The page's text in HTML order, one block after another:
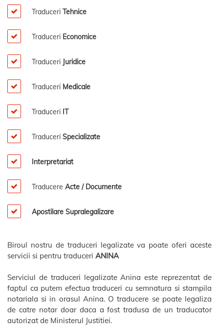
Traduceri Tehnice
Traduceri Economice
Traduceri Juridice
Traduceri Medicale
Traduceri IT
Traduceri Specializate
Interpretariat
Traducere Acte / Documente
Apostilare Supralegalizare
Biroul nostru de traduceri legalizate va poate oferi aceste
servicii si pentru traduceri ANINA
Serviciul de traduceri legalizate Anina este reprezentat de
faptul ca putem efectua traduceri cu semnatura si stampila
notariala si in orasul Anina. O traducere se poate legaliza
de catre notar doar daca a fost tradusa de un traducator
autorizat de Ministerul Justitiei.